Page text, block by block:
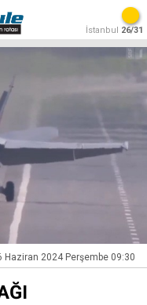
İstanbul 26/31
Haziran 2024 Perşembe 09:30